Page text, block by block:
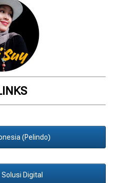
(Pelindo)
Solusi Digital